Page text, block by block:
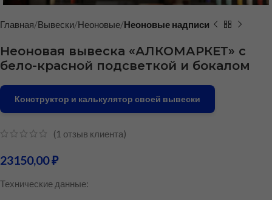
Главная Вывески Неоновые Неоновые надписи
Неоновая вывеска «АЛКОМАРКЕТ» с
бело-красной подсветкой и бокалом
Конструктор и калькулятор своей вывески
(1 отзыв клиента)
23150,00₽
Технические данные: